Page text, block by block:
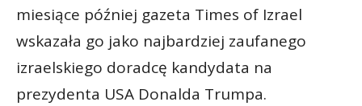
miesiące później gazeta Times of Izrael
wskazała go jako najbardziej zaufanego
izraelskiego doradcę kandydata na
prezydenta USA Donalda Trumpa.